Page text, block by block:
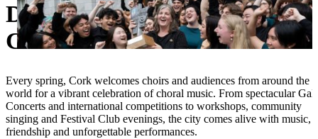
Descubra el Festival Coral
Cork
Every spring, Cork welcomes choirs and audiences from around the
world for a vibrant celebration of choral music. From spectacular
Concerts and international competitions to workshops, community
singing and Festival Club evenings, the city comes alive with music,
friendship and unforgettable performances.